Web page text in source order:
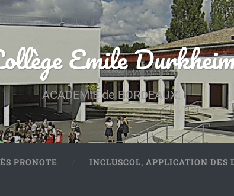
Emile
ACADEMIE de BORDEAUX.
PRONOTE INCLUSCOL, APPLICATION DES